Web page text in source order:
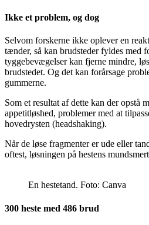
Ikke et problem, og dog
Selvom forskerne ikke oplever en
tænder, så kan brudsteder fyldes med
tyggebevægelser kan fjerne mindre,
brudstedet. Og det kan forårsage
gummerne.
Som et resultat af dette kan der opstå
appetitløshed, problemer med at
hovedrysten (headshaking).
Når de løse fragmenter er ude eller
oftest, løsningen på hestens
En hestetand. Foto: Canva
300 heste med 486 brud